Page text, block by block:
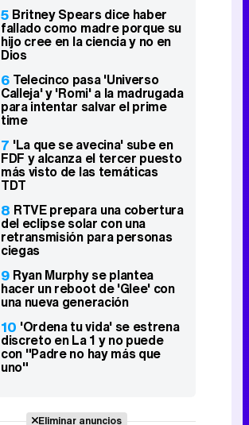
5 Britney Spears dice haber
fallado como madre porque su
hijo cree en la ciencia y no en
Dios
6 Telecinco pasa 'Universo
Calleja' y 'Romi' a la madrugada
para intentar salvar el prime
time
7 'La que se avecina' sube en
FDF y alcanza el tercer puesto
más visto de las temáticas
TDT
8 RTVE prepara una cobertura
del eclipse solar con una
retransmisión para personas
ciegas
9 Ryan Murphy se plantea
hacer un reboot de 'Glee' con
una nueva generación
10 'Ordena tu vida' se estrena
discreto en La 1 y no puede
con "Padre no hay más que
uno"
Eliminar anuncios